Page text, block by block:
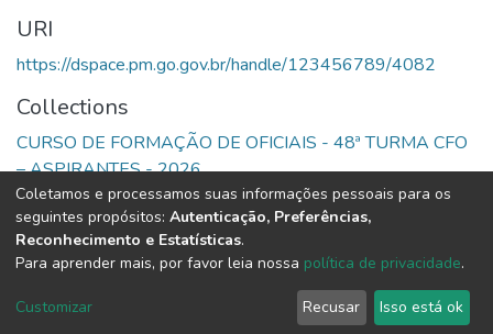
URI
https://dspace.pm.go.gov.br/handle/123456789/4082
Collections
CURSO DE FORMAÇÃO DE OFICIAIS - 48ª TURMA CFO
– ASPIRANTES - 2026
Full item page
DSpace software copyright © 2002-2026 LYRASIS
Cookie
End User
Agreement
Send
Feedback
Coletamos e processamos suas informações pessoais para os
seguintes propósitos: Autenticação, Preferências,
Reconhecimento e Estatísticas.
Para aprender mais, por favor leia nossa política de privacidade.
Customizar Recusar Isso está ok